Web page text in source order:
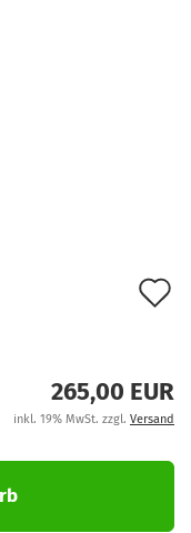
265,00 EUR
inkl. 19% MwSt. zzgl. Versand